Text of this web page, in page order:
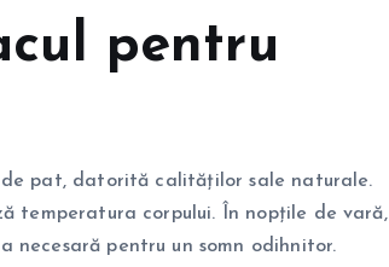
pentru
pat, datorită calităților sale naturale.
temperatura corpului. În nopțile de vară,
necesară pentru un somn odihnitor.